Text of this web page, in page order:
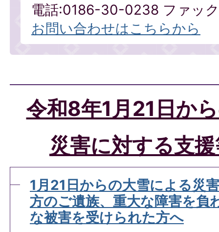
電話:0186-30-0238 ファッ
お問い合わせはこちらから
令和8年1月21日か
災害に対する支
1月21日からの大雪による災
方のご遺族、重大な障害を負
な被害を受けられた方へ